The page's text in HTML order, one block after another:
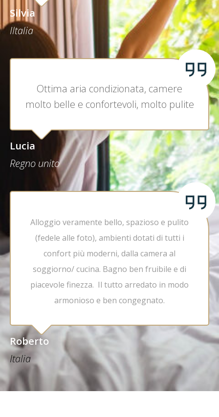
Silvia
IItalia
Ottima aria condizionata, camere
molto belle e confortevoli, molto pulite
Lucia
Regno unito
Alloggio veramente bello, spazioso e pulito
(fedele alle foto), ambienti dotati di tutti i
confort più moderni, dalla camera al
soggiorno/ cucina. Bagno ben fruibile e di
piacevole finezza. Il tutto arredato in modo
armonioso e ben congegnato.
Roberto
Italia